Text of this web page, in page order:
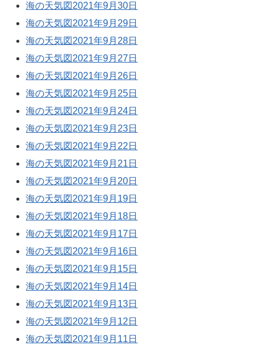
海の天気図2021年9月30日
海の天気図2021年9月29日
海の天気図2021年9月28日
海の天気図2021年9月27日
海の天気図2021年9月26日
海の天気図2021年9月25日
海の天気図2021年9月24日
海の天気図2021年9月23日
海の天気図2021年9月22日
海の天気図2021年9月21日
海の天気図2021年9月20日
海の天気図2021年9月19日
海の天気図2021年9月18日
海の天気図2021年9月17日
海の天気図2021年9月16日
海の天気図2021年9月15日
海の天気図2021年9月14日
海の天気図2021年9月13日
海の天気図2021年9月12日
海の天気図2021年9月11日